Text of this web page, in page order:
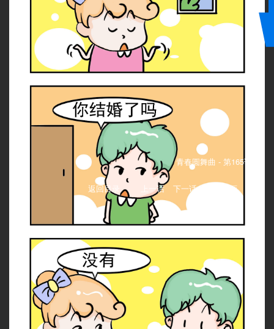
青春圆舞曲 - 第165话：
返回目录 上一话 下一话 收藏漫画